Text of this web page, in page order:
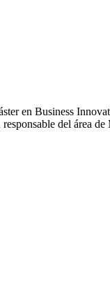
en Business
del área